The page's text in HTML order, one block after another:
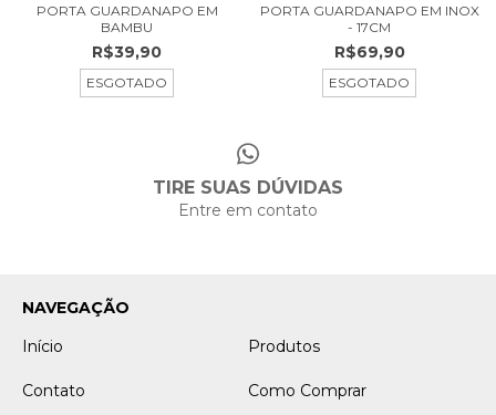
PORTA GUARDANAPO EM
BAMBU
R$39,90
ESGOTADO
PORTA GUARDANAPO EM INOX
- 17CM
R$69,90
ESGOTADO
TIRE SUAS DÚVIDAS
Entre em contato
NAVEGAÇÃO
Início
Produtos
Contato Como Comprar